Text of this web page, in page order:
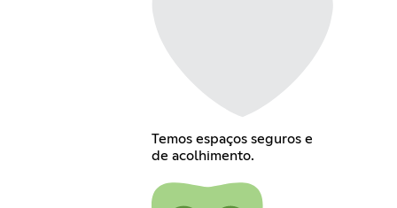
Temos espaços seguros e
de acolhimento.